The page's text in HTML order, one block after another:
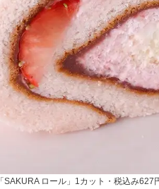
「SAKURA ロール」1カット・税込み